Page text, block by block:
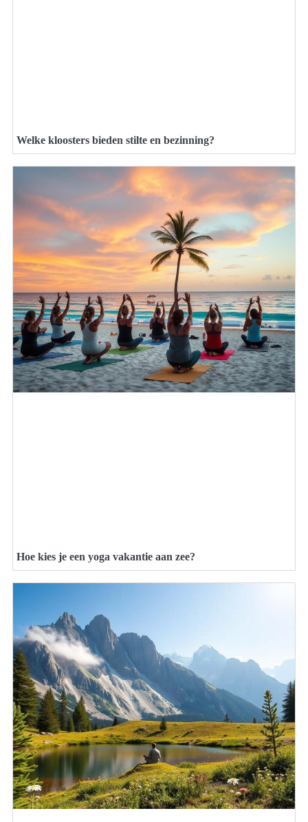
Welke kloosters bieden stilte en bezinning?
Hoe kies je een yoga vakantie aan zee?